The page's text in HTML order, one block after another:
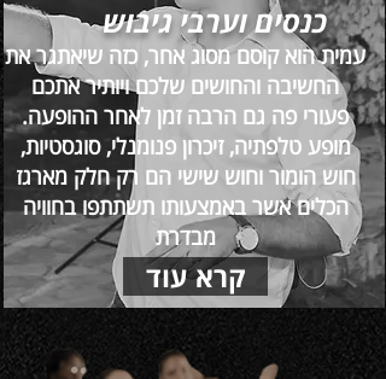
כנסים וערבי גיבוש
עמית הוא קוסם מסוג אחר, כזה שיאתגר את
החשיבה והחושים שלכם ויותיר אתכם
פעורי פה גם הרבה זמן לאחר ההופעה.
מופע טלפתיה, זיכרון פנומנלי, סוגסטיות,
חוש הומור וחוש שישי הם רק חלק מארגז
הכלים אשר באמצעותו תשתתפו בחוויה
מבדרת
,
קרא עוד